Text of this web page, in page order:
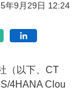
年9月29日 12:24
（以下、CT
4HANA Clou